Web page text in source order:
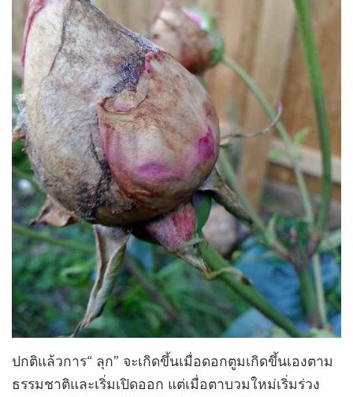
ปกติแล้วการ“ ลุก” จะเกิดขึ้นเมื่อดอกตูมเกิดขึ้นเองตาม
ธรรมชาติและเริ่มเปิดออก แต่เมื่อตาบวมใหม่เริ่มร่วง